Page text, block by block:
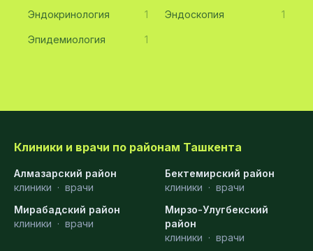
Эндокринология 1 Эндоскопия 1
Эпидемиология 1
Клиники и врачи по районам Ташкента
Алмазарский район
клиники · врачи
Бектемирский район
клиники · врачи
Мирабадский район
клиники · врачи
Мирзо-Улугбекский
район
клиники · врачи